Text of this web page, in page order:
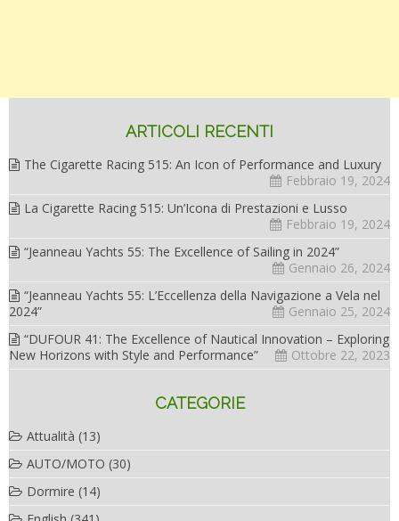
ARTICOLI RECENTI
The Cigarette Racing 515: An Icon of Performance and Luxury
Febbraio 19, 2024
La Cigarette Racing 515: Un’Icona di Prestazioni e Lusso
Febbraio 19, 2024
“Jeanneau Yachts 55: The Excellence of Sailing in 2024”
Gennaio 26, 2024
“Jeanneau Yachts 55: L’Eccellenza della Navigazione a Vela nel
2024”
Gennaio 25, 2024
“DUFOUR 41: The Excellence of Nautical Innovation – Exploring
New Horizons with Style and Performance”
Ottobre 22, 2023
CATEGORIE
Attualità (13)
AUTO/MOTO (30)
Dormire (14)